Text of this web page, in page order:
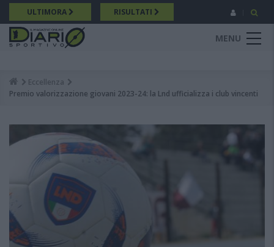
Salta
al
contenuto
principale
ULTIMORA RISULTATI
MENU
Breadcrumb
Eccellenza
Premio valorizzazione giovani 2023-24: la Lnd ufficializza i club vincenti